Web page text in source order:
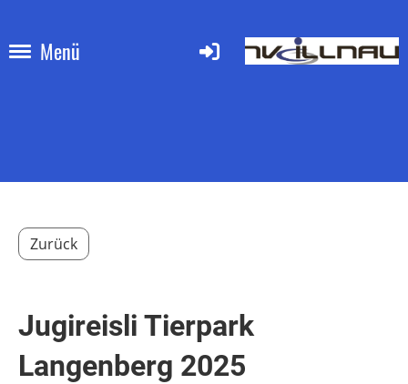
Menü
Zurück
Jugireisli Tierpark
Langenberg 2025